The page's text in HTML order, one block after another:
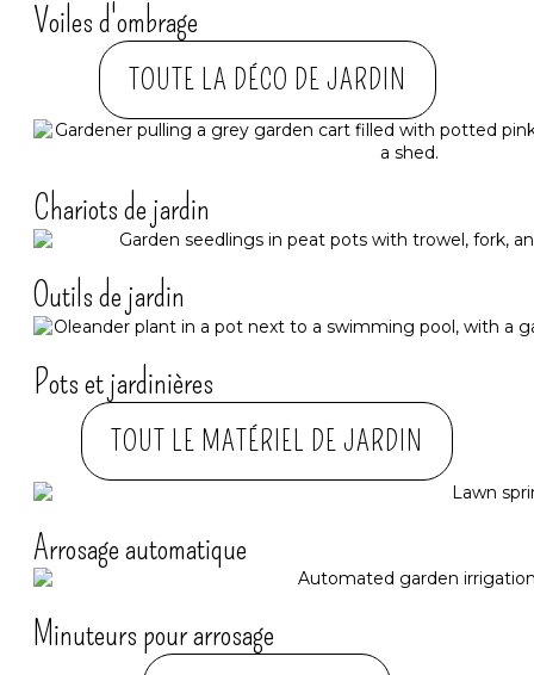
Voiles d'ombrage
TOUTE LA DÉCO DE JARDIN
Chariots de jardin
Outils de jardin
Pots et jardinières
TOUT LE MATÉRIEL DE JARDIN
Arrosage automatique​
Minuteurs pour arrosage